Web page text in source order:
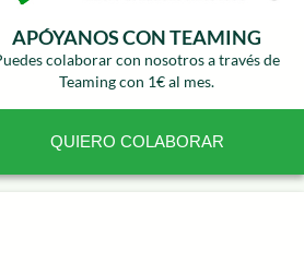
APÓYANOS CON TEAMING
colaborar con nosotros a través de
Teaming con 1€ al mes.
QUIERO COLABORAR